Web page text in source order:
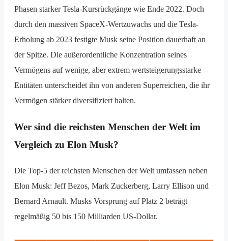
Phasen starker Tesla-Kursrückgänge wie Ende 2022. Doch
durch den massiven SpaceX-Wertzuwachs und die Tesla-
Erholung ab 2023 festigte Musk seine Position dauerhaft an
der Spitze. Die außerordentliche Konzentration seines
Vermögens auf wenige, aber extrem wertsteigerungsstarke
Entitäten unterscheidet ihn von anderen Superreichen, die ihr
Vermögen stärker diversifiziert halten.
Wer sind die reichsten Menschen der Welt im
Vergleich zu Elon Musk?
Die Top-5 der reichsten Menschen der Welt umfassen neben
Elon Musk: Jeff Bezos, Mark Zuckerberg, Larry Ellison und
Bernard Arnault. Musks Vorsprung auf Platz 2 beträgt
regelmäßig 50 bis 150 Milliarden US-Dollar.